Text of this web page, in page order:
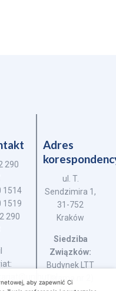
290
1514
1519
290
Adres
ul. T.
Sendzimira 1,
31-752
Kraków
Siedziba
Związków:
Budynek LTT
(brama nr 2)
aby zapewnić Ci